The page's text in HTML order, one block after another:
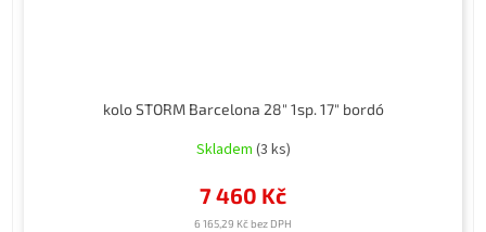
kolo STORM Barcelona 28" 1sp. 17" bordó
Skladem (3 ks)
6 165,29 Kč bez DPH
7 460 Kč